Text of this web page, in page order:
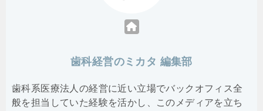
歯科経営のミカタ 編集部
歯科系医療法人の経営に近い立場でバックオフィス全
般を担当していた経験を活かし、このメディアを立ち